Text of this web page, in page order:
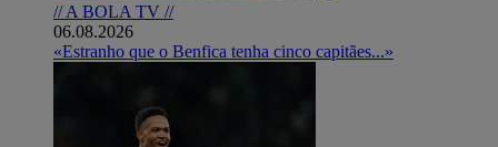
// A BOLA TV //
06.08.2026
«Estranho que o Benfica tenha cinco capitães...»